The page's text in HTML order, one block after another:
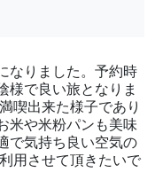
なりました。予約時
様で良い旅となりま
喫出来た様子であり
米や米粉パンも美味
で気持ち良い空気の
用させて頂きたいで